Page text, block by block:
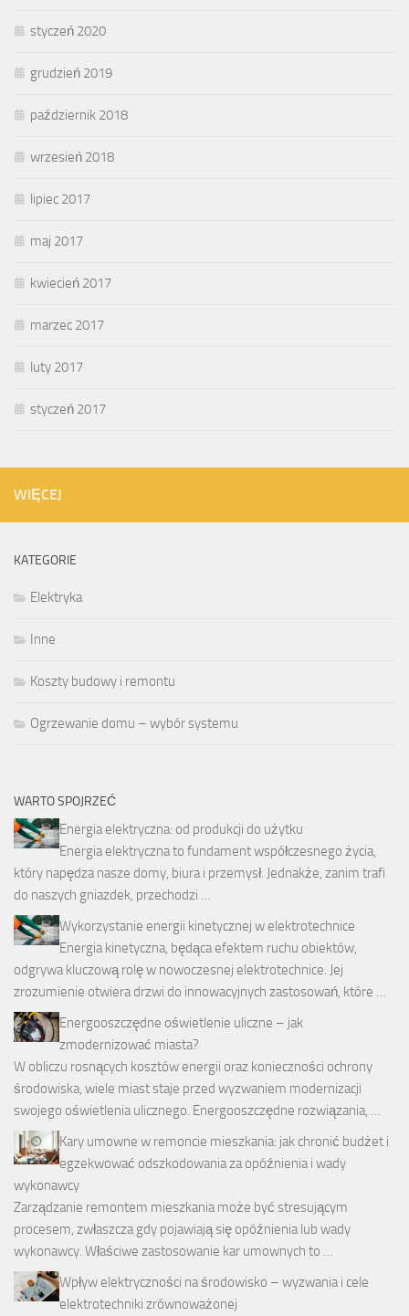
styczeń 2020
grudzień 2019
październik 2018
wrzesień 2018
lipiec 2017
maj 2017
kwiecień 2017
marzec 2017
luty 2017
styczeń 2017
WIĘCEJ
KATEGORIE
Elektryka
Inne
Koszty budowy i remontu
Ogrzewanie domu – wybór systemu
WARTO SPOJRZEĆ
Energia elektryczna: od produkcji do użytku
Energia elektryczna to fundament współczesnego życia,
który napędza nasze domy, biura i przemysł. Jednakże, zanim trafi
do naszych gniazdek, przechodzi …
Wykorzystanie energii kinetycznej w elektrotechnice
Energia kinetyczna, będąca efektem ruchu obiektów,
odgrywa kluczową rolę w nowoczesnej elektrotechnice. Jej
zrozumienie otwiera drzwi do innowacyjnych zastosowań, które …
Energooszczędne oświetlenie uliczne – jak
zmodernizować miasta?
W obliczu rosnących kosztów energii oraz konieczności ochrony
środowiska, wiele miast staje przed wyzwaniem modernizacji
swojego oświetlenia ulicznego. Energooszczędne rozwiązania, …
Kary umowne w remoncie mieszkania: jak chronić budżet i
egzekwować odszkodowania za opóźnienia i wady
wykonawcy
Zarządzanie remontem mieszkania może być stresującym
procesem, zwłaszcza gdy pojawiają się opóźnienia lub wady
wykonawcy. Właściwe zastosowanie kar umownych to …
Wpływ elektryczności na środowisko – wyzwania i cele
elektrotechniki zrównoważonej